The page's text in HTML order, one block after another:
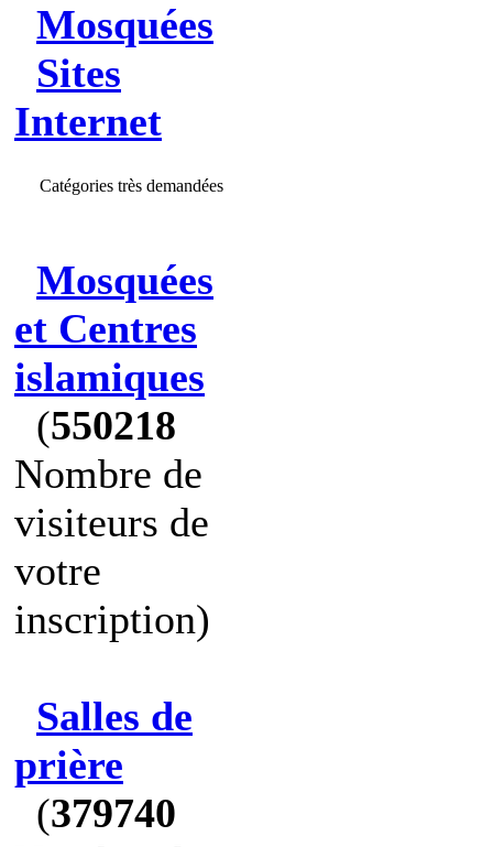
Mosquées
Sites
Internet
Catégories très demandées
Mosquées
et Centres
islamiques
(550218
Nombre de
visiteurs de
votre
inscription)
Salles de
prière
(379740